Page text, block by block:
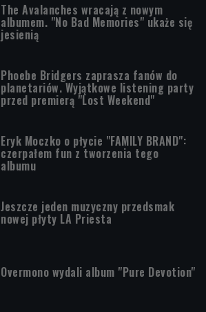
The Avalanches wracają z nowym
albumem. "No Bad Memories" ukaże się
jesienią
Phoebe Bridgers zaprasza fanów do
planetariów. Wyjątkowe listening party
przed premierą "Lost Weekend"
Eryk Moczko o płycie "FAMILY BRAND":
czerpałem fun z tworzenia tego
albumu
Jeszcze jeden muzyczny przedsmak
nowej płyty LA Priesta
Overmono wydali album "Pure Devotion"